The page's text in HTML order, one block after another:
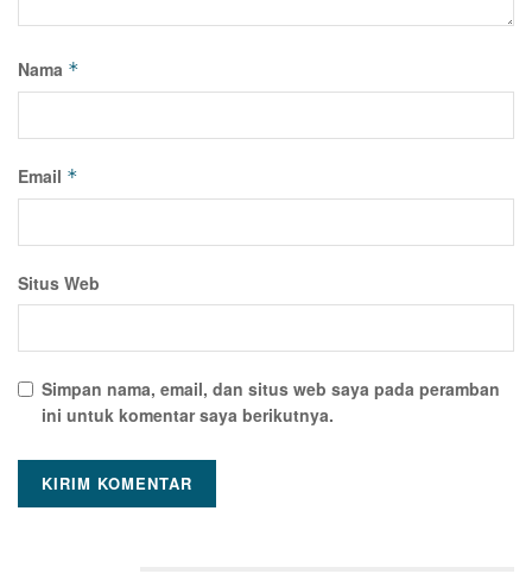
Nama *
Email *
Situs Web
Simpan nama, email, dan situs web saya pada peramban
ini untuk komentar saya berikutnya.